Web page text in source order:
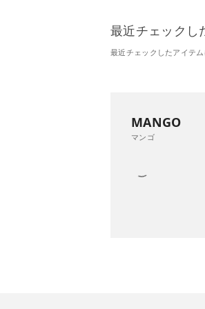
最近チェックし
最近チェックしたアイテム
MANGO
マンゴ